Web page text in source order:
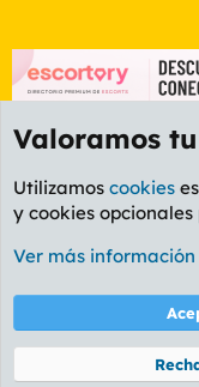
Lleida
Cookies
PL
Valoramos
Utilizamos cookies
y cookies
Ver más